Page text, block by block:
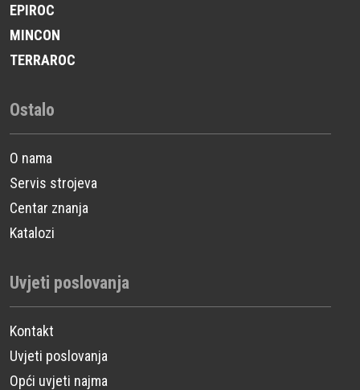
EPIROC
MINCON
TERRAROC
Ostalo
O nama
Servis strojeva
Centar znanja
Katalozi
Uvjeti poslovanja
Kontakt
Uvjeti poslovanja
Opći uvjeti najma